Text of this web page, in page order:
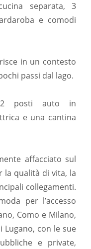
separata, 3
e comodi
in un contesto
passi dal lago.
2 posti auto in
e una cantina
affacciato sul
la qualità di vita, la
collegamenti.
per l’accesso
Como e Milano,
Lugano, con le sue
e private,